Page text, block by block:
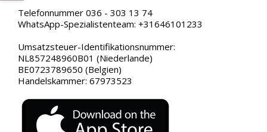
Telefonnummer 036 - 303 13 74
WhatsApp-Spezialistenteam: +31646101233
Umsatzsteuer-Identifikationsnummer:
NL857248960B01 (Niederlande)
BE0723789650 (Belgien)
Handelskammer: 67973523